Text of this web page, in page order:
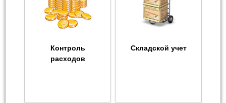
Контроль
расходов
Складской учет